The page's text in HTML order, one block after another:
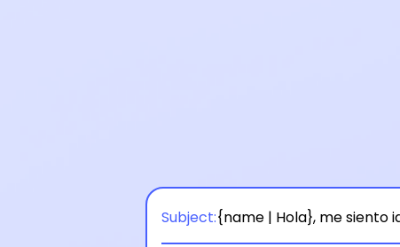
Subject:{name | Hola}, me siento